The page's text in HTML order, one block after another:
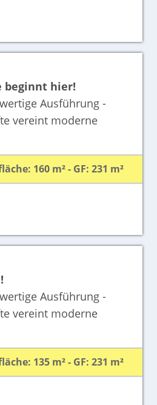
beginnt hier!
Ausführung -
vereint moderne
160 m² - GF: 231 m²
Ausführung -
vereint moderne
135 m² - GF: 231 m²